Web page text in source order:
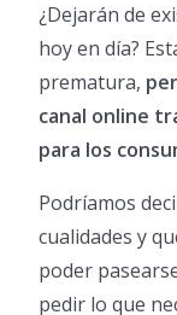
¿Dejarán de
hoy en día?
prematura,
canal online
para los
Podríamos
cualidades y
poder
pedir lo que